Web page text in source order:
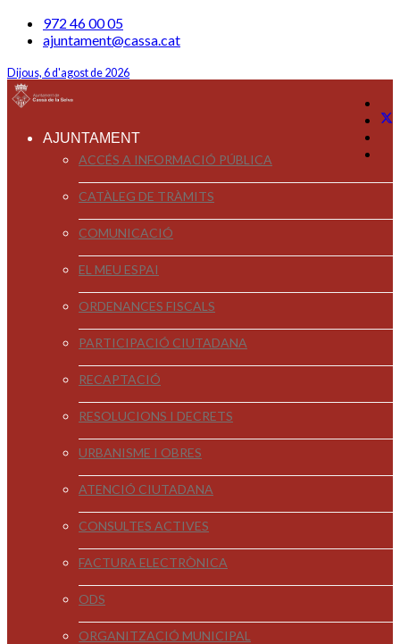
972 46 00 05
ajuntament@cassa.cat
Dijous, 6 d'agost de 2026
AJUNTAMENT
ACCÉS A INFORMACIÓ PÚBLICA
CATÀLEG DE TRÀMITS
COMUNICACIÓ
EL MEU ESPAI
ORDENANCES FISCALS
PARTICIPACIÓ CIUTADANA
RECAPTACIÓ
RESOLUCIONS I DECRETS
URBANISME I OBRES
ATENCIÓ CIUTADANA
CONSULTES ACTIVES
FACTURA ELECTRÒNICA
ODS
ORGANITZACIÓ MUNICIPAL